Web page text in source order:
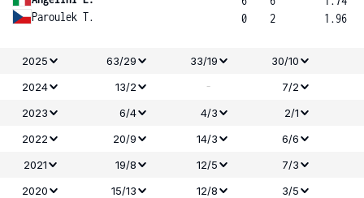
Paroulek T.
0
2
1.96
2025 63/29 33/19
30/10
2024
13/2 -
7/2
2023
6/4 4/3
2/1
2022
20/9 14/3
6/6
2021
19/8 12/5
7/3
2020
15/13 12/8
3/5